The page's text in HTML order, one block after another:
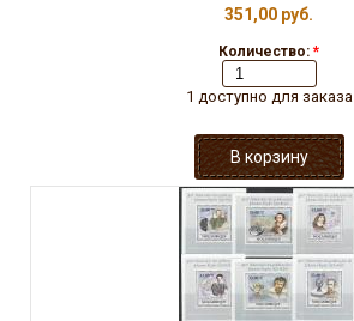
351,00 руб.
Количество: *
1 доступно для заказа